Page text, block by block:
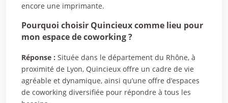
encore une imprimante.
Pourquoi choisir Quincieux comme lieu pour
mon espace de coworking ?
Réponse : Située dans le département du Rhône, à
proximité de Lyon, Quincieux offre un cadre de vie
agréable et dynamique, ainsi qu’une offre d’espaces
de coworking diversifiée pour répondre à tous les